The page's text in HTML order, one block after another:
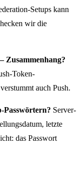
Setups kann
wir die
Zusammenhang?
Token-
auch Push.
Passwörtern? Server-
letzte
das Passwort